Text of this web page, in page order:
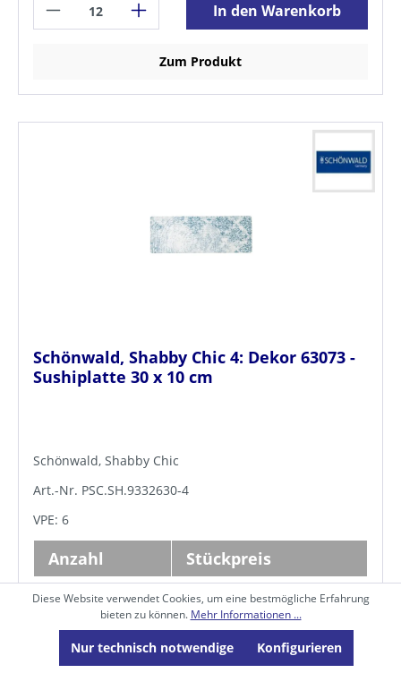
In den Warenkorb
Zum Produkt
Schönwald, Shabby Chic 4: Dekor 63073 -
Sushiplatte 30 x 10 cm
Schönwald, Shabby Chic
Art.-Nr. PSC.SH.9332630-4
VPE: 6
Anzahl Stückpreis
Ab 6 36,30 €*
Ab60 35,17 €*
Diese Website verwendet Cookies, um eine bestmögliche Erfahrung
bieten zu können. Mehr Informationen ...
Nur technisch notwendige Konfigurieren